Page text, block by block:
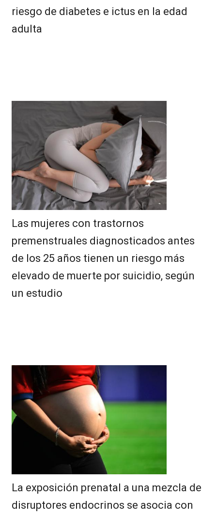
riesgo de diabetes e ictus en la edad
adulta
Las mujeres con trastornos
premenstruales diagnosticados antes
de los 25 años tienen un riesgo más
elevado de muerte por suicidio, según
un estudio
La exposición prenatal a una mezcla de
disruptores endocrinos se asocia con